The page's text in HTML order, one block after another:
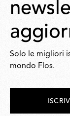
Solo le migliori
mondo Flos.